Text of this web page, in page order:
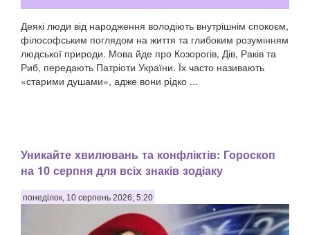
Деякі люди від народження володіють внутрішнім спокоєм,
філософським поглядом на життя та глибоким розумінням
людської природи. Мова йде про Козорогів, Дів, Раків та
Риб, передають Патріоти України. Їх часто називають
«старими душами», адже вони рідко ...
Уникайте хвилювань та конфліктів: Гороскоп
на 10 серпня для всіх знаків зодіаку
понеділок, 10 серпень 2026, 5:20